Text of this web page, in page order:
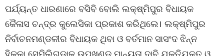
ପର୍ଯ୍ୟନ୍ତ ଧାରଣାରେ ବସିବି ବୋଲି ଲକ୍ଷ୍ମିପୁର ବିଧାୟକ
କୈଳାସ ଚନ୍ଦ୍ର କୁଲେସିକା ପ୍ରକାଶ କରିଥିଲେ। ଲକ୍ଷ୍ମିପୁର
ନିର୍ବାଚନମଣ୍ଡଳୀର ବିଧାୟକ ଥିବା ଓ ବର୍ତମାନ ସାସଂଦ ଝିନ୍ନ
ହିକକା ସେମିଲିଗୁଡାକୁ ଉପଖଣ୍ଡ ମାନ୍ୟତା ଦାବି ଯୁକ୍ତିଯୁକ୍ତ ଓ